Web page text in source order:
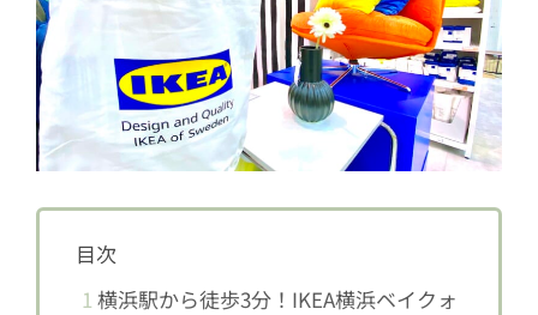
目次
1 横浜駅から徒歩3分！IKEA横浜ベイクォ